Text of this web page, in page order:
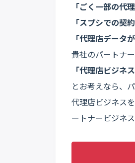
「ごく一部の代
「スプシでの契
「代理店データ
貴社のパートナ
「代理店ビジネ
とお考えなら、
代理店ビジネス
ートナービジネ